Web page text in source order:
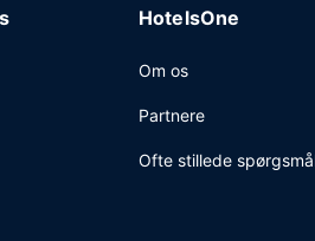
HotelsOne
Om os
Partnere
Ofte stillede